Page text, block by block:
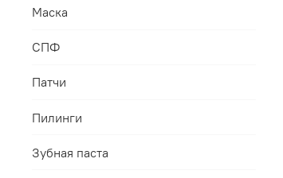
Маска
СПФ
Патчи
Пилинги
Зубная паста